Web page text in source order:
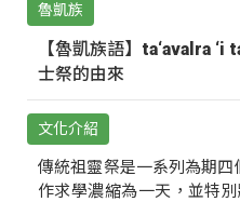
魯凱族
【魯凱族語】ta‘avalra
士祭的由來
文化介紹
傳統祖靈祭是一系列為期
作求學濃縮為一天，並特